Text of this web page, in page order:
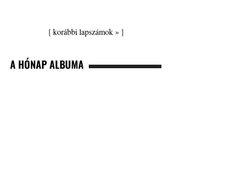
[korábbi lapszámok » ]
A HÓNAP ALBUMA